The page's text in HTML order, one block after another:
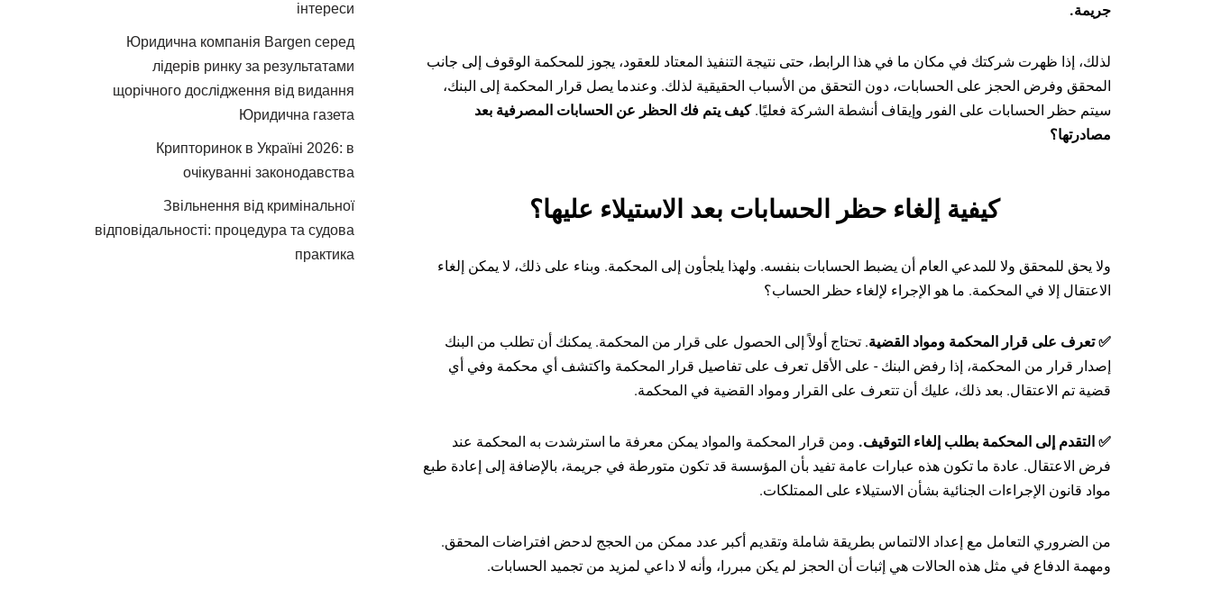
جريمة.
لذلك، إذا ظهرت شركتك في مكان ما في هذا الرابط، حتى نتيجة التنفيذ المعتاد للعقود، يجوز للمحكمة الوقوف إلى جانب
المحقق وفرض الحجز على الحسابات، دون التحقق من الأسباب الحقيقية لذلك. وعندما يصل قرار المحكمة إلى البنك،
سيتم حظر الحسابات على الفور وإيقاف أنشطة الشركة فعليًا.كيف يتم فك الحظر عن الحسابات المصرفية بعد
مصادرتها؟
كيفية إلغاء حظر الحسابات بعد الاستيلاء عليها؟
ولا يحق للمحقق ولا للمدعي العام أن يضبط الحسابات بنفسه. ولهذا يلجأون إلى المحكمة. وبناء على ذلك، لا يمكن إلغاء
الاعتقال إلا في المحكمة. ما هو الإجراء لإلغاء حظر الحساب؟
✅ تعرف على قرار المحكمة ومواد القضية. تحتاج أولاً إلى الحصول على قرار من المحكمة. يمكنك أن تطلب من البنك
إصدار قرار من المحكمة، إذا رفض البنك - على الأقل تعرف على تفاصيل قرار المحكمة واكتشف أي محكمة وفي أي
قضية تم الاعتقال. بعد ذلك، عليك أن تتعرف على القرار ومواد القضية في المحكمة.
✅ التقدم إلى المحكمة بطلب إلغاء التوقيف. ومن قرار المحكمة والمواد يمكن معرفة ما استرشدت به المحكمة عند
فرض الاعتقال. عادة ما تكون هذه عبارات عامة تفيد بأن المؤسسة قد تكون متورطة في جريمة، بالإضافة إلى إعادة طبع
مواد قانون الإجراءات الجنائية بشأن الاستيلاء على الممتلكات.
من الضروري التعامل مع إعداد الالتماس بطريقة شاملة وتقديم أكبر عدد ممكن من الحجج لدحض افتراضات المحقق.
ومهمة الدفاع في مثل هذه الحالات هي إثبات أن الحجز لم يكن مبررا، وأنه لا داعي لمزيد من تجميد الحسابات.
інтереси
Юридична компанія Bargen серед
лідерів ринку за результатами
щорічного дослідження від видання
Юридична газета
Крипторинок в Україні 2026: в
очікуванні законодавства
Звільнення від кримінальної
відповідальності: процедура та судова
практика